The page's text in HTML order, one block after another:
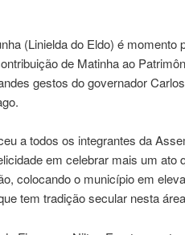
(Linielda do Eldo) é momento
de Matinha ao
gestos do governador
a todos os integrantes da
em celebrar mais um ato
colocando o município em
tem tradição secular nesta